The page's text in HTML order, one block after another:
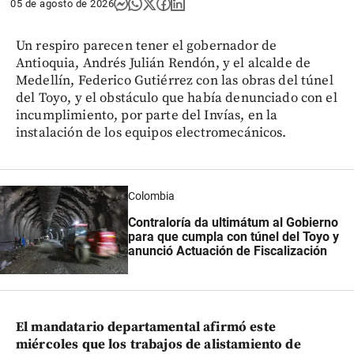
05 de agosto de 2026
Un respiro parecen tener el gobernador de
Antioquia, Andrés Julián Rendón, y el alcalde de
Medellín, Federico Gutiérrez con las obras del túnel
del Toyo, y el obstáculo que había denunciado con el
incumplimiento, por parte del Invías, en la
instalación de los equipos electromecánicos.
Colombia
Contraloría da ultimátum al Gobierno
para que cumpla con túnel del Toyo y
anunció Actuación de Fiscalización
El mandatario departamental afirmó este
miércoles que los trabajos de alistamiento de